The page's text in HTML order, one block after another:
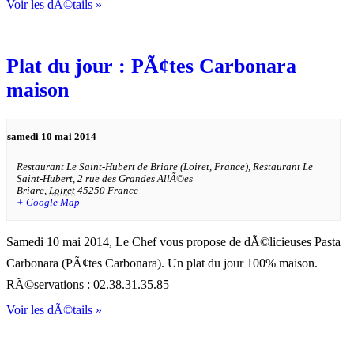
Voir les dÃ©tails »
Plat du jour : PÃ¢tes Carbonara
maison
samedi 10 mai 2014
Restaurant Le Saint-Hubert de Briare (Loiret, France), Restaurant Le
Saint-Hubert, 2 rue des Grandes AllÃ©es
Briare Loiret 45250 France
+ Google Map
Samedi 10 mai 2014, Le Chef vous propose de dÃ©licieuses Pasta
Carbonara (PÃ¢tes Carbonara). Un plat du jour 100% maison.
RÃ©servations : 02.38.31.35.85
Voir les dÃ©tails »